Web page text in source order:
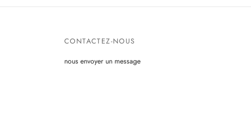
CONTACTEZ-NOUS
nous envoyer un message